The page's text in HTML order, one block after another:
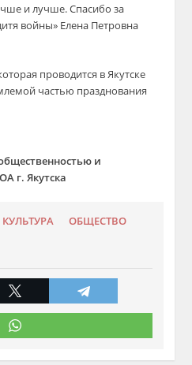
и лучше. Спасибо за
войны» Елена Петровна
проводится в Якутске
частью празднования
и
г. Якутска
КУЛЬТУРА
ОБЩЕСТВО